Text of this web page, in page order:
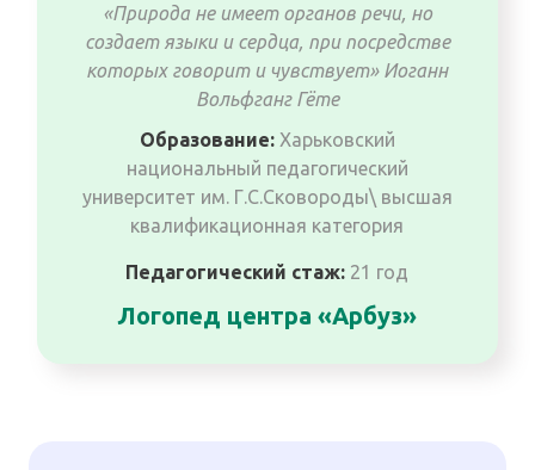
«Природа не имеет органов речи, но
создает языки и сердца, при посредстве
которых говорит и чувствует» Иоганн
Вольфганг Гёте
Образование:Харьковский
национальный педагогический
университет им. Г.С.Сковороды\ высшая
квалификационная категория
Педагогический стаж: 21 год
Логопед центра «Арбуз»